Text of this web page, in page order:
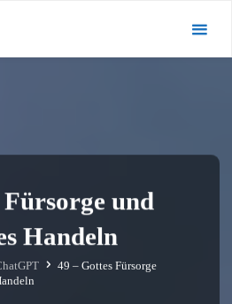
und
Handeln
49 – Gottes Fürsorge